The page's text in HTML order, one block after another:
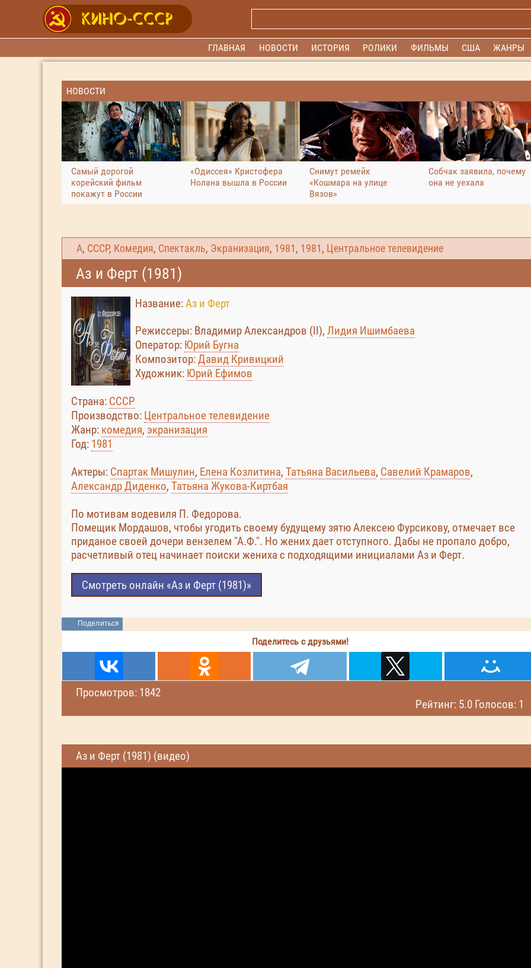
ГЛАВНАЯ НОВОСТИ ИСТОРИЯ РОЛИКИ ФИЛЬМЫ США ЖАНРЫ
НОВОСТИ
Самый дорогой
корейский фильм
покажут в России
«Одиссея» Кристофера
Нолана вышла в России
Снимут ремейк
«Кошмара на улице
Вязов»
Собчак заявила, почему
она не уехала
А, СССР, Комедия, Спектакль, Экранизация, 1981 , 1981 , Центральное телевидение
Аз и Ферт (1981)
Название:Аз и Ферт
Режиссеры: Владимир Александров (II), Лидия Ишимбаева
Оператор: Юрий Бугна
Композитор:Давид Кривицкий
Художник: Юрий Ефимов
Страна: СССР
Производство: Центральное телевидение
Жанр: комедия, экранизация
Год: 1981
Актеры: Спартак Мишулин, Елена Козлитина, Татьяна Васильева, Савелий Крамаров,
Александр Диденко, Татьяна Жукова-Киртбая
По мотивам водевиля П. Федорова.
Помещик Мордашов, чтобы угодить своему будущему зятю Алексею Фурсикову, отмечает все
приданое своей дочери вензелем "А.Ф.". Но жених дает отступного. Дабы не пропало добро,
расчетливый отец начинает поиски жениха с подходящими инициалами Аз и Ферт.
Смотреть онлайн «Аз и Ферт (1981)»
Поделиться
Поделитесь с друзьями!
Просмотров: 1842
Рейтинг: 5.0 Голосов: 1
Аз и Ферт (1981) (видео)